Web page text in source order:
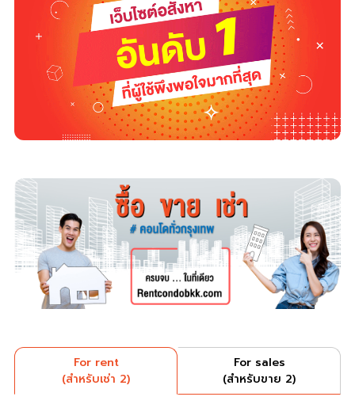
For rent
(สำหรับเช่า 2)
For sales
(สำหรับขาย 2)